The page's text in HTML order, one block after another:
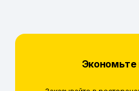
Экономьте